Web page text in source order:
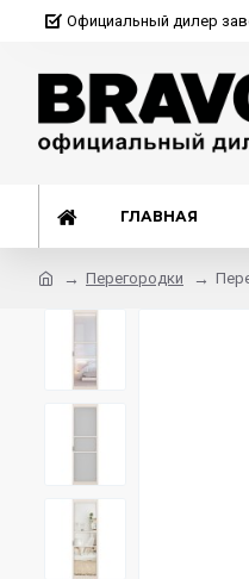
Официальный дилер
ГЛАВНАЯ
Перегородки